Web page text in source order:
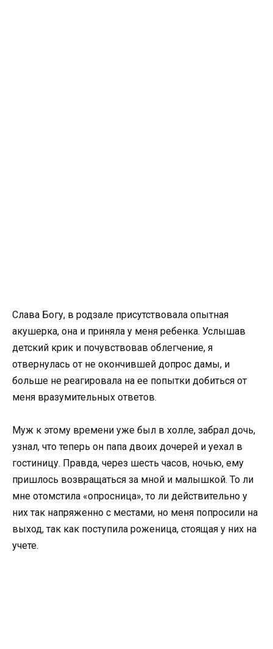
Слава Богу, в родзале присутствовала опытная
акушерка, она и приняла у меня ребенка. Услышав
детский крик и почувствовав облегчение, я
отвернулась от не окончившей допрос дамы, и
больше не реагировала на ее попытки добиться от
меня вразумительных ответов.
Муж к этому времени уже был в холле, забрал дочь,
узнал, что теперь он папа двоих дочерей и уехал в
гостиницу. Правда, через шесть часов, ночью, ему
пришлось возвращаться за мной и малышкой. То ли
мне отомстила «опросница», то ли действительно у
них так напряженно с местами, но меня попросили на
выход, так как поступила роженица, стоящая у них на
учете.